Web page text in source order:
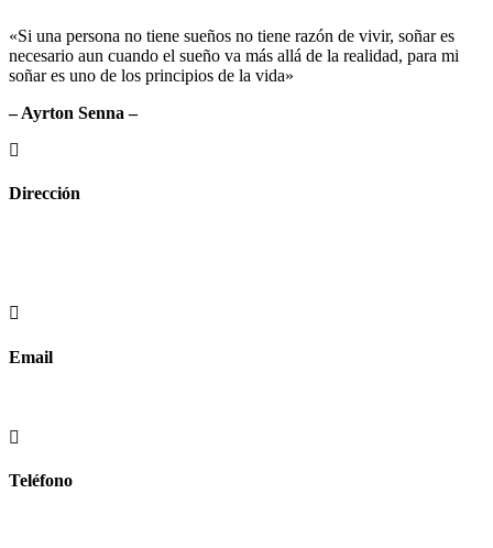
«Si una persona no tiene sueños no tiene razón de vivir, soñar es
necesario aun cuando el sueño va más allá de la realidad, para mi
soñar es uno de los principios de la vida»
– Ayrton Senna –
Dirección
Email
Teléfono